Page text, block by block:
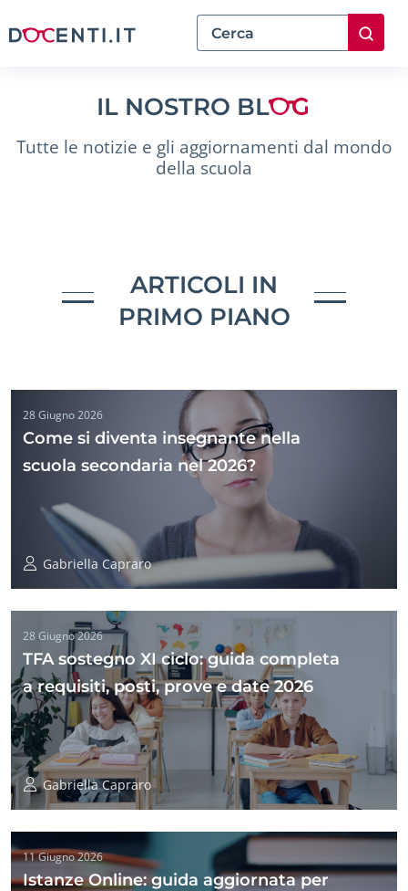
IL NOSTRO BL
Tutte le notizie e gli aggiornamenti dal mondo
della scuola
ARTICOLI IN
PRIMO PIANO
28 Giugno 2026
Come si diventa insegnante nella
scuola secondaria nel 2026?
Gabriella Capraro
28 Giugno 2026
TFA sostegno XI ciclo: guida completa
a requisiti, posti, prove e date 2026
Gabriella Capraro
11 Giugno 2026
Istanze Online: guida aggiornata per